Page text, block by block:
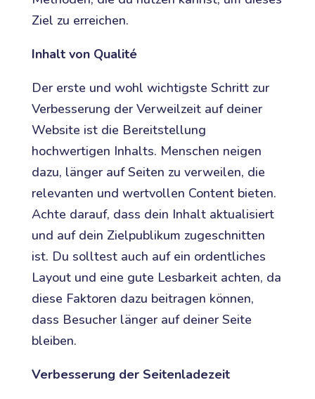
Ziel zu erreichen.
Inhalt von Qualité
Der erste und wohl wichtigste Schritt zur
Verbesserung der Verweilzeit auf deiner
Website ist die Bereitstellung
hochwertigen Inhalts. Menschen neigen
dazu, länger auf Seiten zu verweilen, die
relevanten und wertvollen Content bieten.
Achte darauf, dass dein Inhalt aktualisiert
und auf dein Zielpublikum zugeschnitten
ist. Du solltest auch auf ein ordentliches
Layout und eine gute Lesbarkeit achten, da
diese Faktoren dazu beitragen können,
dass Besucher länger auf deiner Seite
bleiben.
Verbesserung der Seitenladezeit